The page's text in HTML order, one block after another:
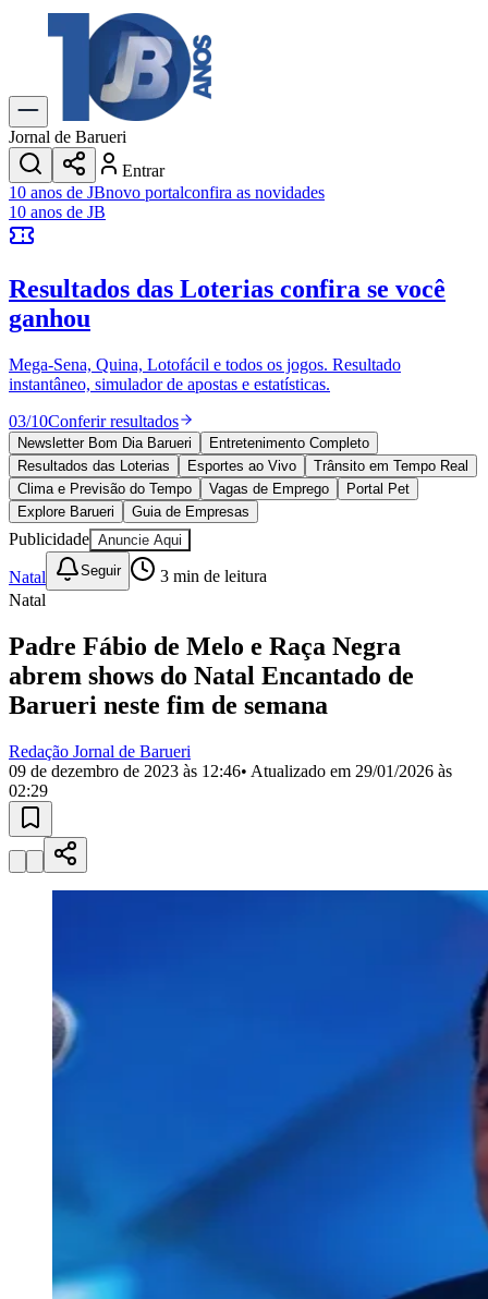
Explore Tudo
Últimas Notícias
Previsão do Tempo
Trânsito e Rotas
Dia a Dia & Lazer
Transportes
Gastronomia
Cinema & Shows
JogosNovo
Anuncie no Portal
Cadastrar Empresa
Divulgar Vagas
Política
Esportes
Saúde
Segurança
Cultura
Meio Ambiente
Obras
Educação
Bairros de Barueri
AldeiaAldeia da Serra Aldeia de BarueriAlphavilleBairro
JubranBelval BethavilleBoa
VistaCalifórniaCarapicuíbaCentro Chácaras Marco
MilitarItapeviJandiraJardim Audir
CalifórniaJardim dos AltosJardim dos CamargosJardim
Esperança
MutingaJardim Paraíso
LuísJardim São Pedro
TupãJardim Tupanci
CamargosParque ImperialParque Santa LuziaParque VianaPirapora
Para Sua Empresa
Anuncie no Portal
Guia de Empresas
Divulgar Vagas
Parques & Represas
do Bom JesusAraçariguama
Jornal de Barueri
Entrar
10 anos de JBnovo portalconfira as novidades
10 anos de JB
Resultados das Loterias confira se você
ganhou
Mega-Sena, Quina, Lotofácil e todos os jogos. Resultado
instantâneo, simulador de apostas e estatísticas.
03/10Conferir resultados
Newsletter Bom Dia Barueri
Entretenimento Completo
Resultados das Loterias
Esportes ao Vivo
Trânsito em Tempo Real
Clima e Previsão do Tempo
Vagas de Emprego
Portal Pet
Explore Barueri
Guia de Empresas
Publicidade Anuncie Aqui
Natal Seguir 3 min de leitura
Natal
Padre Fábio de Melo e Raça Negra
abrem shows do Natal Encantado de
Barueri neste fim de semana
Redação Jornal de Barueri
09 de dezembro de 2023 às 12:46• Atualizado em 29/01/2026 às
02:29